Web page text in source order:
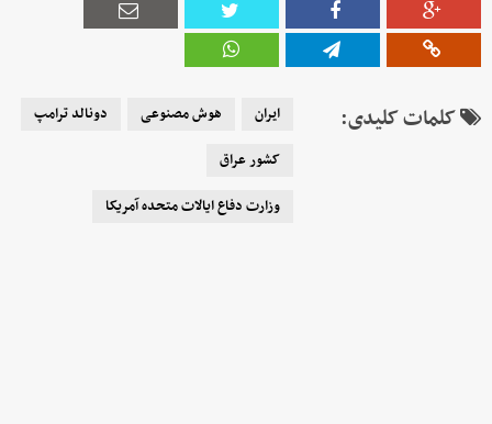
کلمات کلیدی: ایران هوش مصنوعی
دونالد ترامپ
کشور عراق
وزارت دفاع ایالات متحده آمریکا